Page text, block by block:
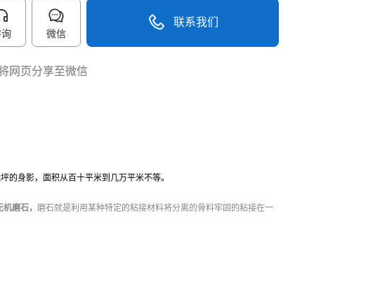
微信
联系我们
网页分享至微信
的身影，面积从百十平米到几万平米不等。
机磨石 ，磨石就是利用某种特定的粘接材料将分离的骨料牢固的粘接在一